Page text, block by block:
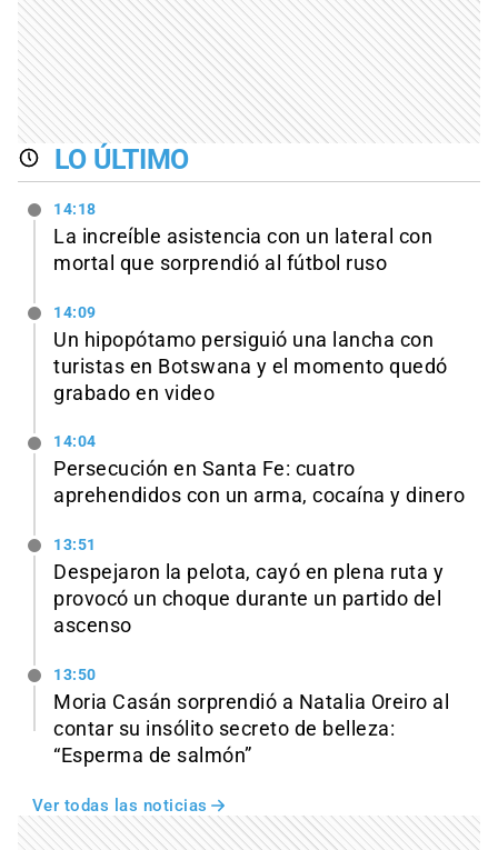
LO ÚLTIMO
14:18
La increíble asistencia con un lateral con
mortal que sorprendió al fútbol ruso
14:09
Un hipopótamo persiguió una lancha con
turistas en Botswana y el momento quedó
grabado en video
14:04
Persecución en Santa Fe: cuatro
aprehendidos con un arma, cocaína y dinero
13:51
Despejaron la pelota, cayó en plena ruta y
provocó un choque durante un partido del
ascenso
13:50
Moria Casán sorprendió a Natalia Oreiro al
contar su insólito secreto de belleza:
“Esperma de salmón”
Ver todas las noticias